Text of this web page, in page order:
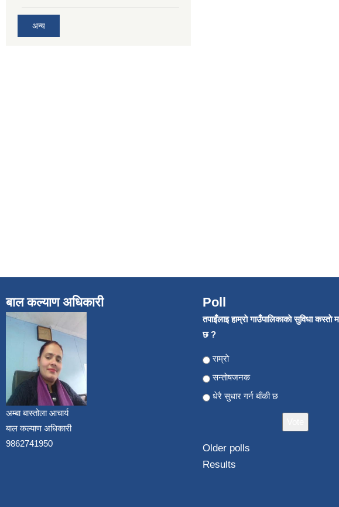
अन्य
बाल कल्याण अधिकारी
अम्बा बास्तोला आचार्य
बाल कल्याण अधिकारी
9862741950
Poll
तपाइँलाइ हाम्राे गाउँपालिकाकाे सुविधा
छ ?
Choices
राम्राे
सन्ताेषजनक
धेरै सुधार गर्न बाँकी छ
Older polls
Results